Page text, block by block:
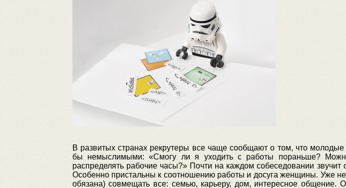
В развитых странах рекрутеры все чаще сообщают о том, что
бы немыслимыми: «Смогу ли я уходить с работы пораньше?
распределять рабочие часы?» Почти на каждом собеседовании
Особенно пристальны к соотношению работы и досуга женщины. Уже
обязана) совмещать все: семью, карьеру, дом, интересное